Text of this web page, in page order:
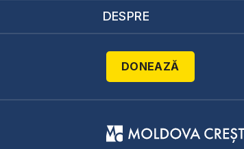
DESPRE
DONEAZĂ